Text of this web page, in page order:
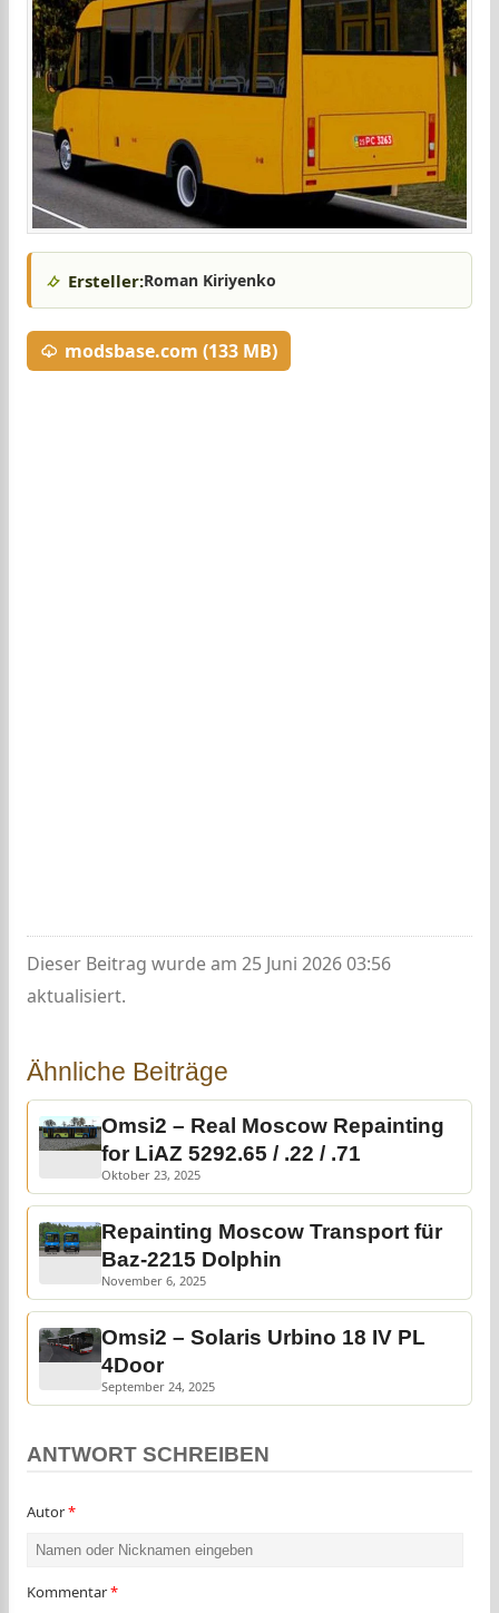
Ersteller:Roman Kiriyenko
modsbase.com (133 MB)
Dieser Beitrag wurde am 25 Juni 2026 03:56
aktualisiert.
Ähnliche Beiträge
Omsi2 – Real Moscow Repainting
for LiAZ 5292.65 / .22 / .71
Oktober 23, 2025
Repainting Moscow Transport für
Baz-2215 Dolphin
November 6, 2025
Omsi2 – Solaris Urbino 18 IV PL
4Door
September 24, 2025
ANTWORT SCHREIBEN
Autor*
Kommentar*